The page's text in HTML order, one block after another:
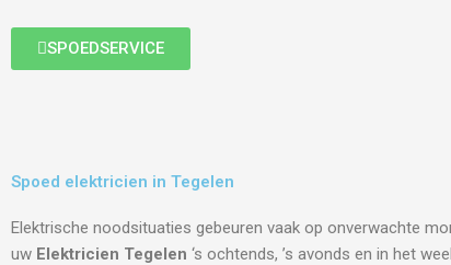
SPOEDSERVICE
Spoed elektricien in Tegelen
Elektrische noodsituaties gebeuren vaak op onverwachte
uw Elektricien Tegelen ‘s ochtends, ’s avonds en in het